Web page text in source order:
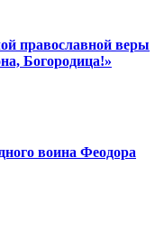
православной веры
Богородица!»
воина Феодора